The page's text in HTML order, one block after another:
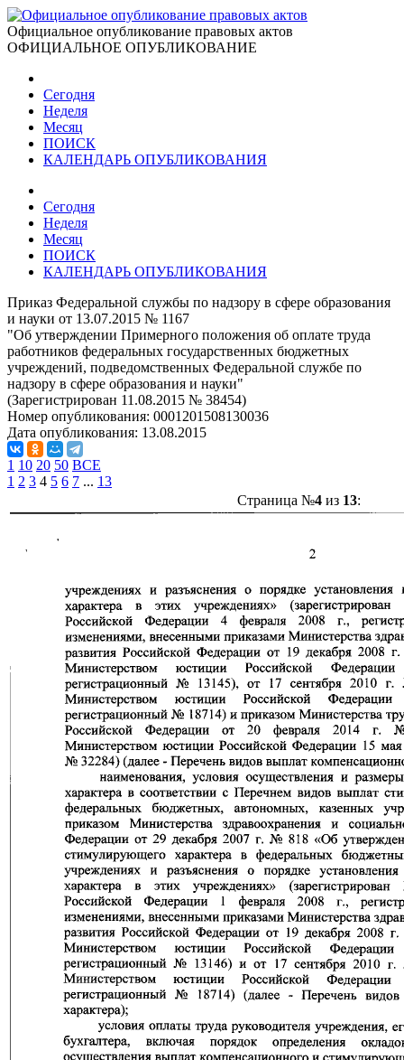
Официальное опубликование правовых актов
ОФИЦИАЛЬНОЕ ОПУБЛИКОВАНИЕ
Сегодня
Неделя
Месяц
ПОИСК
КАЛЕНДАРЬ ОПУБЛИКОВАНИЯ
Сегодня
Неделя
Месяц
ПОИСК
КАЛЕНДАРЬ ОПУБЛИКОВАНИЯ
Приказ Федеральной службы по надзору в сфере образования
и науки от 13.07.2015 № 1167
"Об утверждении Примерного положения об оплате труда
работников федеральных государственных бюджетных
учреждений, подведомственных Федеральной службе по
надзору в сфере образования и науки"
(Зарегистрирован 11.08.2015 № 38454)
Номер опубликования: 0001201508130036
Дата опубликования: 13.08.2015
1 10 20 50 ВСЕ
1 2 3 4 5 6 7 ... 13
Страница №4из 13: